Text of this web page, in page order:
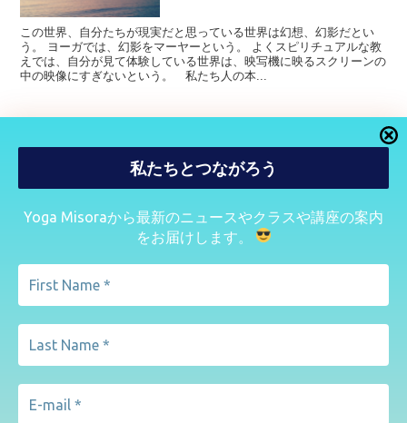
私たちとつながろう
Yoga Misoraから最新のニュースやクラスや講座の案内
をお届けします。
この世界、自分たちが現実だと思っている世界は幻想、幻影だとい
う。 ヨーガでは、幻影をマーヤーという。 よくスピリチュアルな教
えでは、自分が見て体験している世界は、映写機に映るスクリーンの
中の映像にすぎないという。 私たち人の本...
ヨガ呼吸 瞑想百科 プラーナによる心身バラ
ンス回復 B•K・Sアイアンガー著 沖正弘監
訳
運命を拓く 天風瞑想録 中村天風著
ホーム